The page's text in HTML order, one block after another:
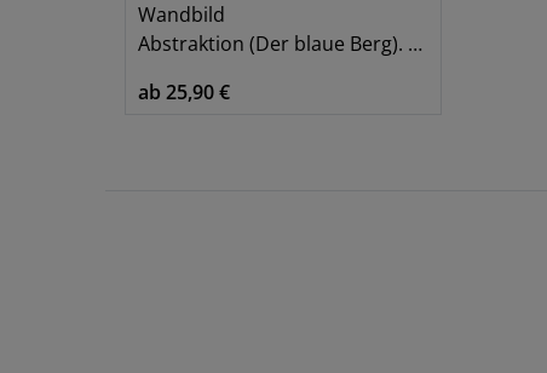
Wandbild
Abstraktion (Der blaue Berg). 1912
ab 25,90 €